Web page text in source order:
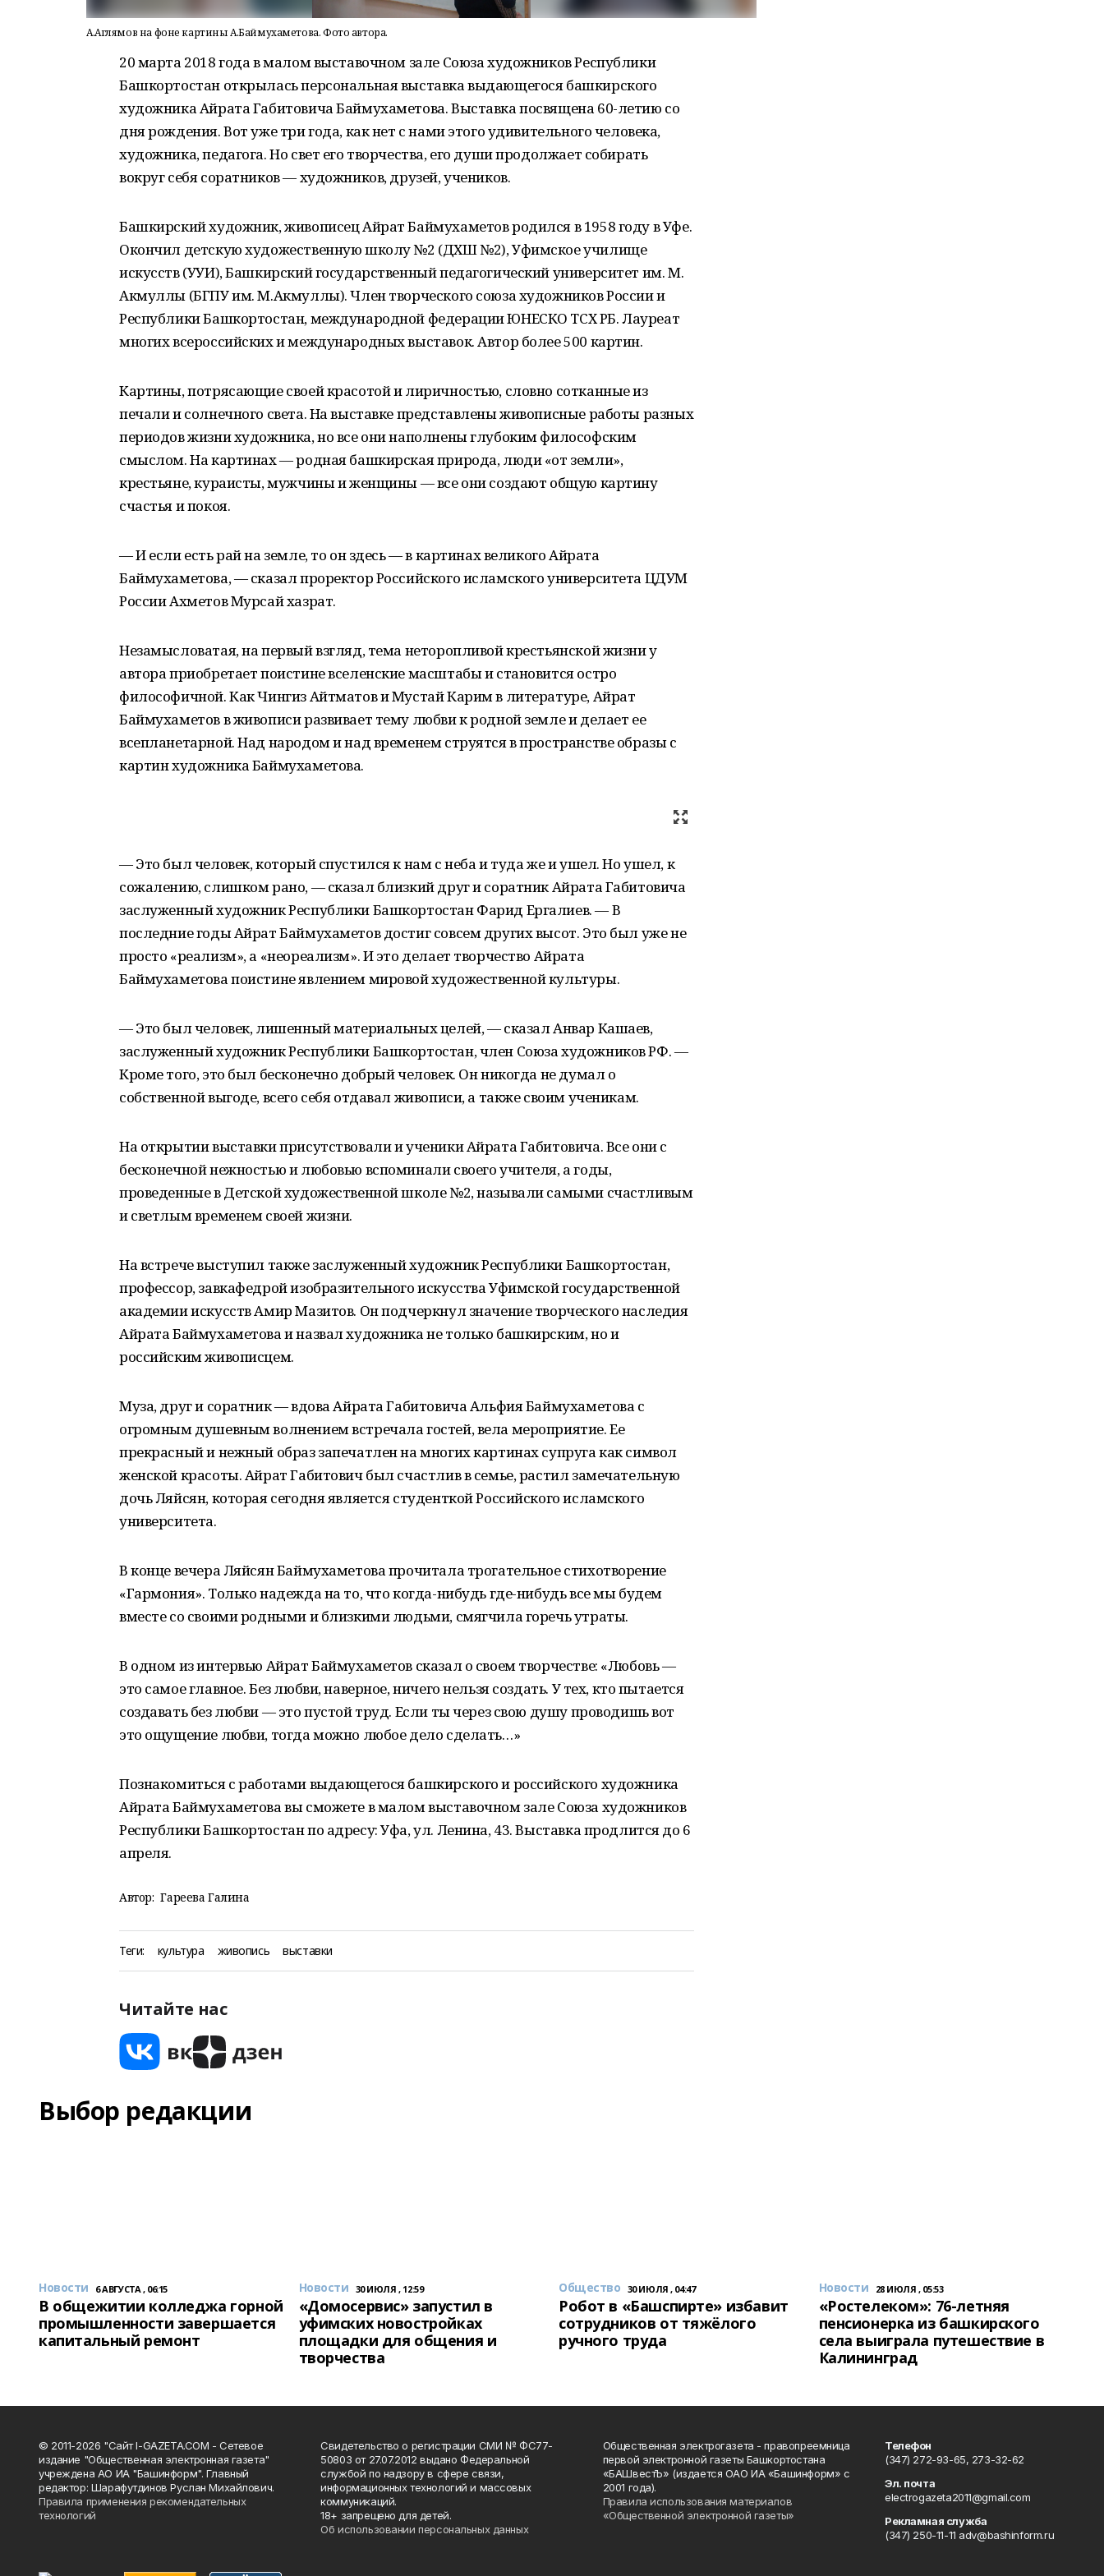
А.Аглямов на фоне картины А.Баймухаметова. Фото автора.
20 марта 2018 года в малом выставочном зале Союза художников Республики
Башкортостан открылась персональная выставка выдающегося башкирского
художника Айрата Габитовича Баймухаметова. Выставка посвящена 60-летию со
дня рождения. Вот уже три года, как нет с нами этого удивительного человека,
художника, педагога. Но свет его творчества, его души продолжает собирать
вокруг себя соратников — художников, друзей, учеников.
Башкирский художник, живописец Айрат Баймухаметов родился в 1958 году в Уфе.
Окончил детскую художественную школу №2 (ДХШ №2), Уфимское училище
искусств (УУИ), Башкирский государственный педагогический университет им. М.
Акмуллы (БГПУ им. М.Акмуллы). Член творческого союза художников России и
Республики Башкортостан, международной федерации ЮНЕСКО ТСХ РБ. Лауреат
многих всероссийских и международных выставок. Автор более 500 картин.
Картины, потрясающие своей красотой и лиричностью, словно сотканные из
печали и солнечного света. На выставке представлены живописные работы разных
периодов жизни художника, но все они наполнены глубоким философским
смыслом. На картинах — родная башкирская природа, люди «от земли»,
крестьяне, кураисты, мужчины и женщины — все они создают общую картину
счастья и покоя.
— И если есть рай на земле, то он здесь — в картинах великого Айрата
Баймухаметова, — сказал проректор Российского исламского университета ЦДУМ
России Ахметов Мурсай хазрат.
Незамысловатая, на первый взгляд, тема неторопливой крестьянской жизни у
автора приобретает поистине вселенские масштабы и становится остро
философичной. Как Чингиз Айтматов и Мустай Карим в литературе, Айрат
Баймухаметов в живописи развивает тему любви к родной земле и делает ее
всепланетарной. Над народом и над временем струятся в пространстве образы с
картин художника Баймухаметова.
— Это был человек, который спустился к нам с неба и туда же и ушел. Но ушел, к
сожалению, слишком рано, — сказал близкий друг и соратник Айрата Габитовича
заслуженный художник Республики Башкортостан Фарид Ергалиев. — В
последние годы Айрат Баймухаметов достиг совсем других высот. Это был уже не
просто «реализм», а «неореализм». И это делает творчество Айрата
Баймухаметова поистине явлением мировой художественной культуры.
— Это был человек, лишенный материальных целей, — сказал Анвар Кашаев,
заслуженный художник Республики Башкортостан, член Союза художников РФ. —
Кроме того, это был бесконечно добрый человек. Он никогда не думал о
собственной выгоде, всего себя отдавал живописи, а также своим ученикам.
На открытии выставки присутствовали и ученики Айрата Габитовича. Все они с
бесконечной нежностью и любовью вспоминали своего учителя, а годы,
проведенные в Детской художественной школе №2, называли самыми счастливым
и светлым временем своей жизни.
На встрече выступил также заслуженный художник Республики Башкортостан,
профессор, завкафедрой изобразительного искусства Уфимской государственной
академии искусств Амир Мазитов. Он подчеркнул значение творческого наследия
Айрата Баймухаметова и назвал художника не только башкирским, но и
российским живописцем.
Муза, друг и соратник — вдова Айрата Габитовича Альфия Баймухаметова с
огромным душевным волнением встречала гостей, вела мероприятие. Ее
прекрасный и нежный образ запечатлен на многих картинах супруга как символ
женской красоты. Айрат Габитович был счастлив в семье, растил замечательную
дочь Ляйсян, которая сегодня является студенткой Российского исламского
университета.
В конце вечера Ляйсян Баймухаметова прочитала трогательное стихотворение
«Гармония». Только надежда на то, что когда-нибудь где-нибудь все мы будем
вместе со своими родными и близкими людьми, смягчила горечь утраты.
В одном из интервью Айрат Баймухаметов сказал о своем творчестве: «Любовь —
это самое главное. Без любви, наверное, ничего нельзя создать. У тех, кто пытается
создавать без любви — это пустой труд. Если ты через свою душу проводишь вот
это ощущение любви, тогда можно любое дело сделать…»
Познакомиться с работами выдающегося башкирского и российского художника
Айрата Баймухаметова вы сможете в малом выставочном зале Союза художников
Республики Башкортостан по адресу: Уфа, ул. Ленина, 43. Выставка продлится до 6
апреля.
Автор: Гареева Галина
Теги: культура живопись выставки
Читайте нас
Выбор редакции
Новости 6 АВГУСТА , 06:15
В общежитии колледжа горной
промышленности завершается
капитальный ремонт
Новости 30 ИЮЛЯ , 12:59
«Домосервис» запустил в
уфимских новостройках
площадки для общения и
творчества
Общество 30 ИЮЛЯ , 04:47
Робот в «Башспирте» избавит
сотрудников от тяжёлого
ручного труда
Новости 28 ИЮЛЯ , 05:53
«Ростелеком»: 76-летняя
пенсионерка из башкирского
села выиграла путешествие в
Калининград
© 2011-2026 "Сайт I-GAZETA.COM - Сетевое
издание "Общественная электронная газета"
учреждена АО ИА "Башинформ". Главный
редактор: Шарафутдинов Руслан Михайлович.
Правила применения рекомендательных
технологий
Свидетельство о регистрации СМИ № ФС77-
50803 от 27.07.2012 выдано Федеральной
службой по надзору в сфере связи,
информационных технологий и массовых
коммуникаций.
18+ запрещено для детей.
Об использовании персональных данных
Общественная электрогазета - правопреемница
первой электронной газеты Башкортостана
«БАШвестЪ» (издается ОАО ИА «Башинформ» с
2001 года).
Правила использования материалов
«Общественной электронной газеты»
Телефон
(347) 272-93-65, 273-32-62
Эл. почта
electrogazeta2011@gmail.com
Рекламная служба
(347) 250-11-11 adv@bashinform.ru